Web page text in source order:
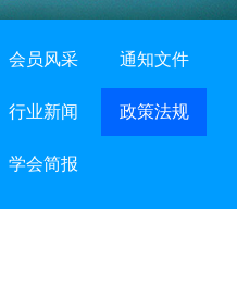
会员风采 通知文件
行业新闻 政策法规
学会简报